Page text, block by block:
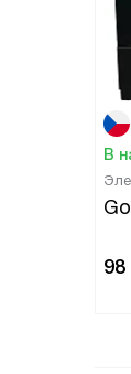
В
98